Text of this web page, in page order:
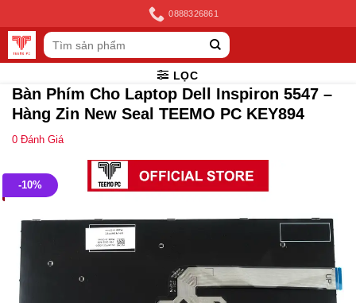
to
content
0888326861
Tìm
kiếm:
LỌC
Bàn Phím Cho Laptop Dell Inspiron 5547 –
Hàng Zin New Seal TEEMO PC KEY894
0 Đánh Giá
-10%